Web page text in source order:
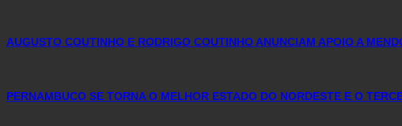
AUGUSTO COUTINHO E RODRIGO COUTINHO ANUNCIAM APOIO A
PERNAMBUCO SE TORNA O MELHOR ESTADO DO NORDESTE E O